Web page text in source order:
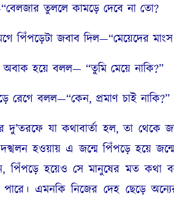
তুললে কামড়ে দেবে না তো?
পিঁপড়েটা জবাব দিল—“মেয়েদের মাংস
হয়ে বলল— “তুমি মেয়ে নাকি?”
বলল—“কেন, প্রমাণ চাই নাকি?”
যা কথাবার্তা হল, তা থেকে
হওয়ায় এ জন্মে পিঁপড়ে হয়ে
পিঁপড়ে হয়েও সে মানুষের মত কথা
এমনকি নিজের দেহ ছেড়ে